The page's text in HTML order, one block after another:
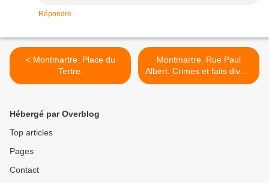
Répondre
< Montmartre. Place du
Tertre.
Montmartre. Rue Paul
Albert. Crimes et faits divers
du passé. >
Hébergé par Overblog
Top articles
Pages
Contact